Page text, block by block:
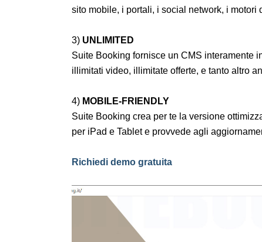
sito mobile, i portali, i social network, i motori
3) UNLIMITED
Suite Booking fornisce un CMS interamente
illimitati video, illimitate offerte, e tanto altro
4) MOBILE-FRIENDLY
Suite Booking crea per te la versione
per iPad e Tablet e provvede agli
Richiedi demo gratuita